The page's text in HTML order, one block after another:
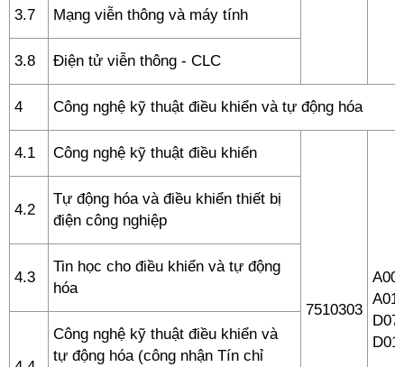
3.7 Mạng viễn thông và máy tính
3.8 Điện tử viễn thông - CLC
4 Công nghệ kỹ thuật điều khiển và tự động hóa
4.1 Công nghệ kỹ thuật điều khiển
7510303
A00
A01,
D07,
D01
4.2
Tự động hóa và điều khiển thiết bị
điện công nghiệp
4.3
Tin học cho điều khiển và tự động
hóa
Công nghệ kỹ thuật điều khiển và
tự động hóa (công nhận Tín chỉ